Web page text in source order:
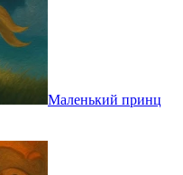
Маленький принц